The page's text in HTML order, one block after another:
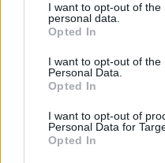
not limited to your visit or
grant or deny consent to
use your data for below
consent section.
I want to opt-out of the
personal data.
Opted In
I want to opt-out of the
Personal Data.
Opted In
I want to opt-out of
Personal Data for
Opted In
Αντάμωμα στη